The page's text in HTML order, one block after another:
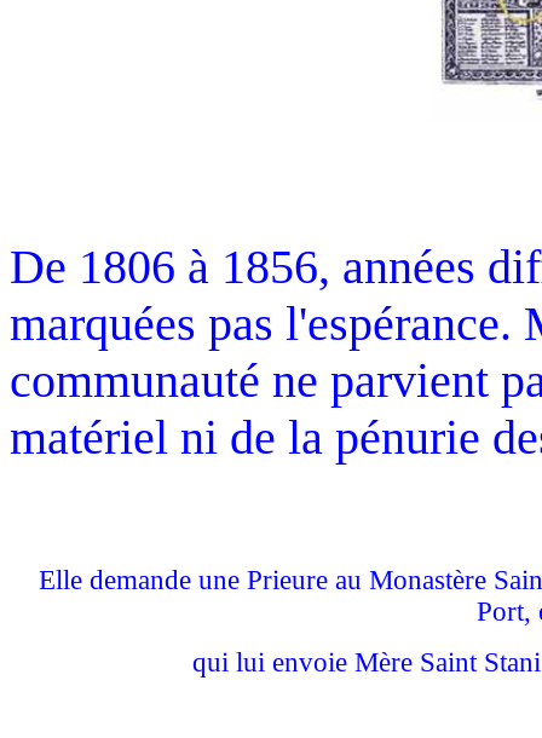
De 1806 à 1856, années
marquées pas
communauté ne parvient
matériel ni de la pénurie
Elle demande une Prieure au Monastère
Port,
qui lui envoie Mère Saint